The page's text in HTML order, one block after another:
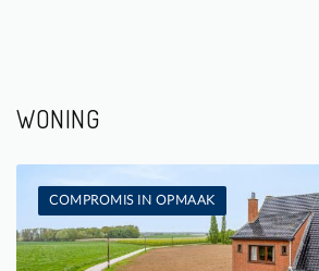
WONING
COMPROMIS IN OPMAAK